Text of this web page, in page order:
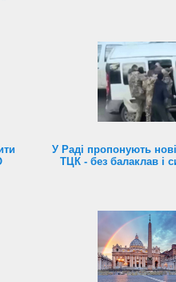
У Раді пропонують
ТЦК - без балаклав і